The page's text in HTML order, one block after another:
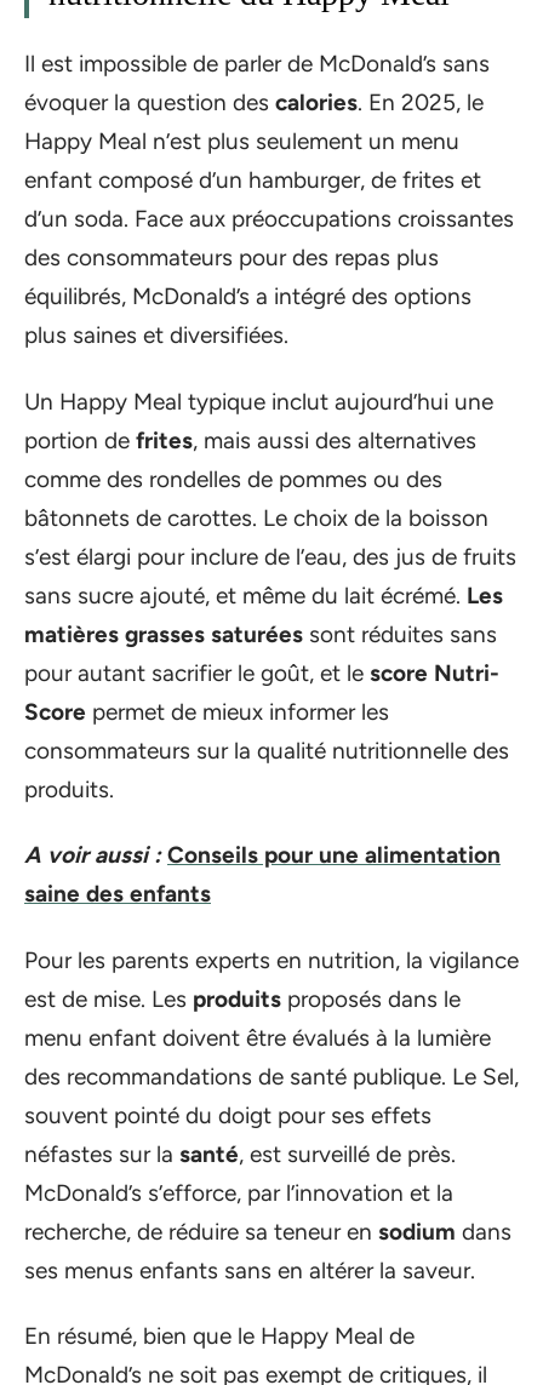
Il est impossible de parler de McDonald’s sans
évoquer la question des calories. En 2025, le
Happy Meal n’est plus seulement un menu
enfant composé d’un hamburger, de frites et
d’un soda. Face aux préoccupations croissantes
des consommateurs pour des repas plus
équilibrés, McDonald’s a intégré des options
plus saines et diversifiées.
Un Happy Meal typique inclut aujourd’hui une
portion de frites, mais aussi des alternatives
comme des rondelles de pommes ou des
bâtonnets de carottes. Le choix de la boisson
s’est élargi pour inclure de l’eau, des jus de fruits
sans sucre ajouté, et même du lait écrémé. Les
matières grasses saturées sont réduites sans
pour autant sacrifier le goût, et le score Nutri-
Score permet de mieux informer les
consommateurs sur la qualité nutritionnelle des
produits.
A voir aussi : Conseils pour une alimentation
saine des enfants
Pour les parents experts en nutrition, la vigilance
est de mise. Les produits proposés dans le
menu enfant doivent être évalués à la lumière
des recommandations de santé publique. Le Sel,
souvent pointé du doigt pour ses effets
néfastes sur la santé, est surveillé de près.
McDonald’s s’efforce, par l’innovation et la
recherche, de réduire sa teneur en sodium dans
ses menus enfants sans en altérer la saveur.
En résumé, bien que le Happy Meal de
McDonald’s ne soit pas exempt de critiques, il